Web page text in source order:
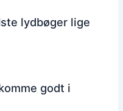
lydbøger lige
godt i